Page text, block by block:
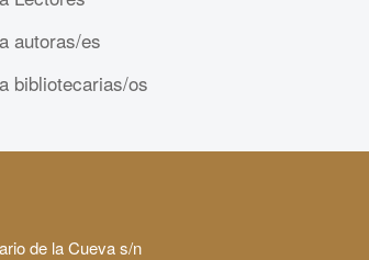
autoras/es
bibliotecarias/os
de la Cueva s/n